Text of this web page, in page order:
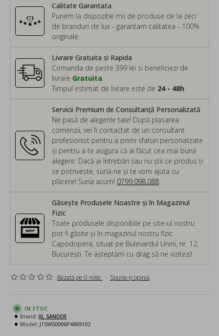
Calitate Garantata
Punem la dispozitie mii de produse de la zeci
de branduri de lux - garantam calitatea - 100%
originale.
Servicii Premium de Consultanță Personalizată
Ne pasă de alegerile tale! După plasarea
comenzii, vei fi contactat de un consultant
profesionist pentru a primi sfaturi personalizate
și pentru a te asigura că ai făcut cea mai bună
alegere. Dacă ai întrebări sau nu știi ce produs ți
se potrivește, sună-ne și te vom ajuta cu
plăcere! Suna acum! 0799.098.088
Livrare Gratuita si Rapida
Comanda de peste 399 lei si beneficiezi de
livrare Gratuita
Timpul estimat de livrare este de 24 - 48h
Găsește Produsele Noastre și în Magazinul
Fizic
Toate produsele disponibile pe site-ul nostru
pot fi găsite și în magazinul nostru fizic
Capodopera, situat pe Bulevardul Unirii, nr. 12,
București. Te așteptăm cu drag să ne vizitezi!
Bazată pe 0 note. - Spune-ţi opinia
IN STOC
Brand: JIL SANDER
Model: J15WS0006P4869102